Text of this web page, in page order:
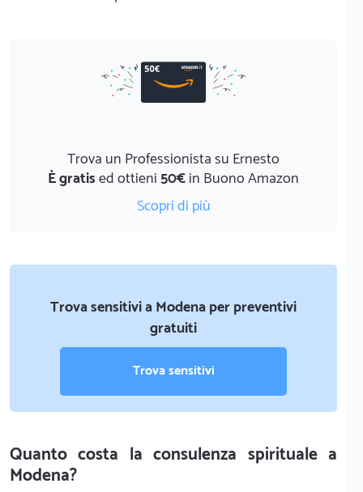
Trova un Professionista su Ernesto
È gratised ottieni50€in Buono Amazon
Scopri di più
Trova sensitivi a Modena per preventivi
gratuiti
Trova sensitivi
Quanto costa la consulenza spirituale a
Modena?